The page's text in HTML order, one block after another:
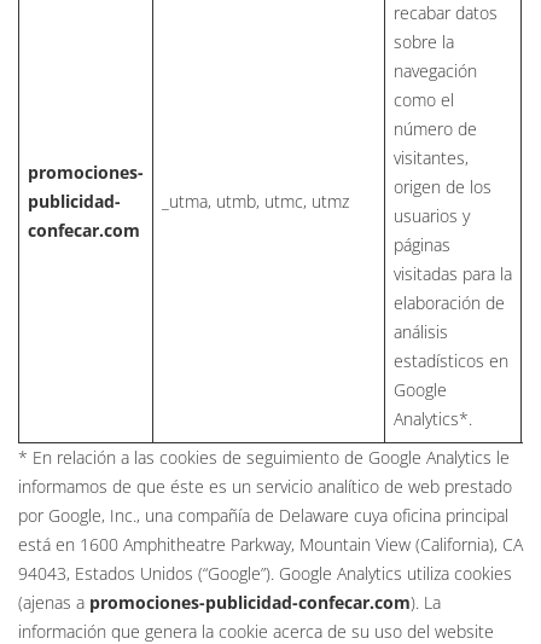
promociones-
publicidad-
confecar.com
_utma, utmb, utmc, utmz
recabar datos
sobre la
navegación
como el
número de
visitantes,
origen de los
usuarios y
páginas
visitadas para la
elaboración de
análisis
estadísticos en
Google
Analytics*.
* En relación a las cookies de seguimiento de Google Analytics le
informamos de que éste es un servicio analítico de web prestado
por Google, Inc., una compañía de Delaware cuya oficina principal
está en 1600 Amphitheatre Parkway, Mountain View (California), CA
94043, Estados Unidos (“Google”). Google Analytics utiliza cookies
(ajenas a promociones-publicidad-confecar.com). La
información que genera la cookie acerca de su uso del website